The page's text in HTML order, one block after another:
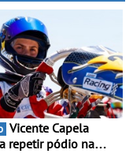
repetir pódio na